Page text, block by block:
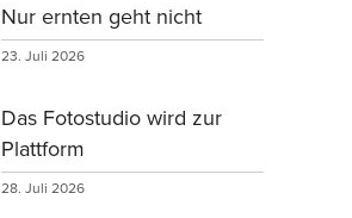
Nur ernten geht nicht
23. Juli 2026
Das Fotostudio wird zur
Plattform
28. Juli 2026